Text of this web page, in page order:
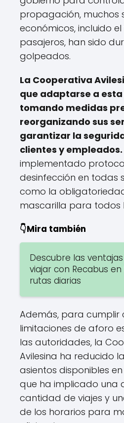
propagación, muchos
económicos, incluido
pasajeros, han sido
golpeados.
La Cooperativa
que adaptarse a
tomando medidas
reorganizando sus
garantizar la
clientes y empleados.
implementado
desinfección en todas
como la
mascarilla para todos
👇Mira también
Descubre las
viajar con Recabus en
rutas diarias
Además, para cumplir
limitaciones de aforo
las autoridades, la
Avilesina ha reducido
asientos disponibles
que ha implicado una
cantidad de viajes y
de los horarios para